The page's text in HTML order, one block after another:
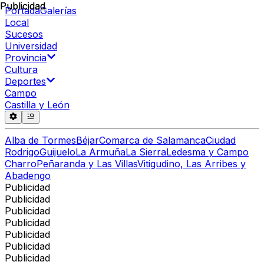
PortadaGalerías
Local
Sucesos
Universidad
Provincia
Cultura
Deportes
Campo
Castilla y León
Alba de TormesBéjarComarca de SalamancaCiudad
RodrigoGuijueloLa ArmuñaLa SierraLedesma y Campo
CharroPeñaranda y Las VillasVitigudino, Las Arribes y
Abadengo
Publicidad
Publicidad
Publicidad
Publicidad
Publicidad
Publicidad
Publicidad
Publicidad
Publicidad